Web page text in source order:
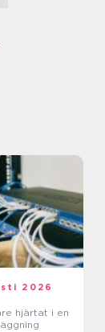
2026
en